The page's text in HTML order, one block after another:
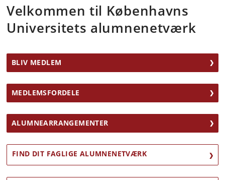
Velkommen til Københavns
Universitets alumnenetværk
BLIV MEDLEM
MEDLEMSFORDELE
ALUMNEARRANGEMENTER
FIND DIT FAGLIGE ALUMNENETVÆRK